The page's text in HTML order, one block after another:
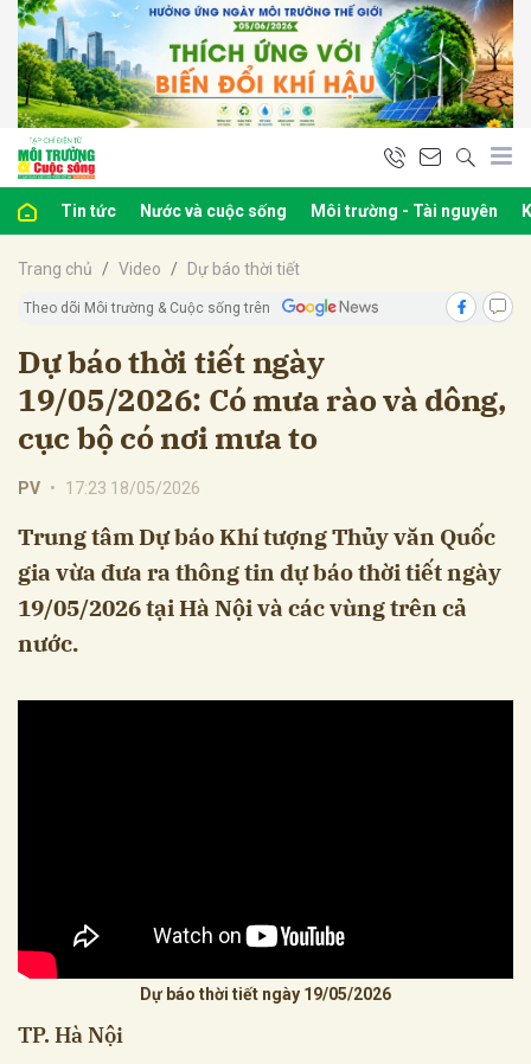
Tin tức Nước và cuộc sống Môi trường - Tài nguyên
Trang chủ Video Dự báo thời tiết
Theo dõi Môi trường & Cuộc sống trên
Dự báo thời tiết ngày
19/05/2026: Có mưa rào và dông,
cục bộ có nơi mưa to
PV • 17:23 18/05/2026
Trung tâm Dự báo Khí tượng Thủy văn Quốc
gia vừa đưa ra thông tin dự báo thời tiết ngày
19/05/2026 tại Hà Nội và các vùng trên cả
nước.
Dự báo thời tiết ngày 19/05/2026
TP. Hà Nội
luận
Hủy